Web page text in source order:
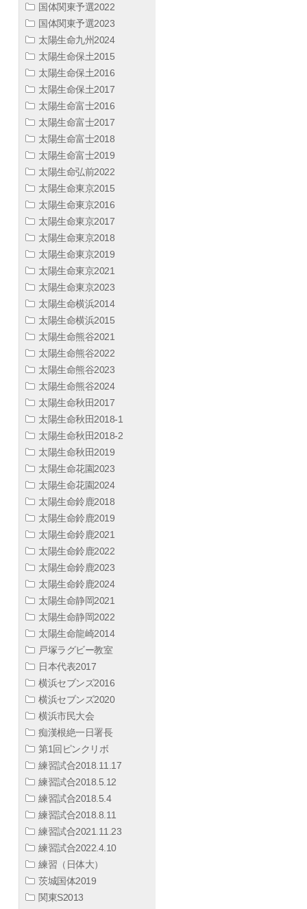
国体関東予選2022
国体関東予選2023
太陽生命九州2024
太陽生命保土2015
太陽生命保土2016
太陽生命保土2017
太陽生命富士2016
太陽生命富士2017
太陽生命富士2018
太陽生命富士2019
太陽生命弘前2022
太陽生命東京2015
太陽生命東京2016
太陽生命東京2017
太陽生命東京2018
太陽生命東京2019
太陽生命東京2021
太陽生命東京2023
太陽生命横浜2014
太陽生命横浜2015
太陽生命熊谷2021
太陽生命熊谷2022
太陽生命熊谷2023
太陽生命熊谷2024
太陽生命秋田2017
太陽生命秋田2018-1
太陽生命秋田2018-2
太陽生命秋田2019
太陽生命花園2023
太陽生命花園2024
太陽生命鈴鹿2018
太陽生命鈴鹿2019
太陽生命鈴鹿2021
太陽生命鈴鹿2022
太陽生命鈴鹿2023
太陽生命鈴鹿2024
太陽生命静岡2021
太陽生命静岡2022
太陽生命龍崎2014
戸塚ラグビー教室
日本代表2017
横浜セブンズ2016
横浜セブンズ2020
横浜市民大会
痴漢根絶一日署長
第1回ピンクリボ
練習試合2018.11.17
練習試合2018.5.12
練習試合2018.5.4
練習試合2018.8.11
練習試合2021.11.23
練習試合2022.4.10
練習（日体大）
茨城国体2019
関東S2013